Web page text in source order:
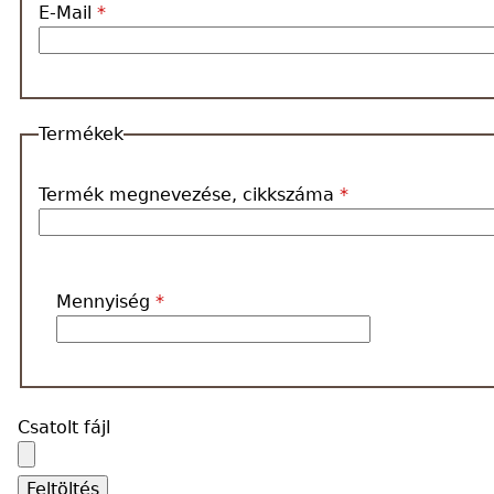
Vászon
Társoldalunk:
E-Mail *
Termékek
Termék megnevezése, cikkszáma *
Mennyiség *
Csatolt fájl